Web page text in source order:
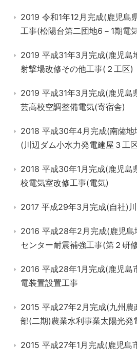
2019 令和1年12月完成(鹿児島
工事(松陽台第二団地6－1期電
2019 平成31年3月完成(鹿児島
射撃場改修その他工事(２工区)
2019 平成31年3月完成(鹿児島
芸高校空調整備電気(寄宿舎)
2018 平成30年4月完成(南薩
(川辺ダム小水力発電建屋３工
2018 平成30年1月完成(鹿児島
校電気室改修工事(電気)
2017 平成29年3月完成(自社)
2016 平成28年2月完成(鹿児
センター耐震補強工事(第２研
2016 平成28年1月完成(鹿児島
電装置設置工事
2015 平成27年2月完成(九州
部(二期)農業水利事業太陽光発
2015 平成27年1月完成(鹿児島